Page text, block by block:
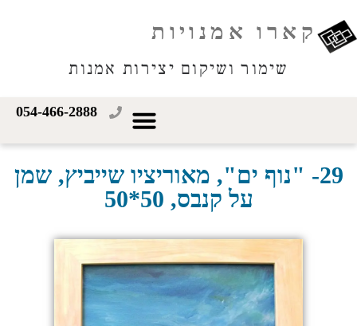
קארו אמנויות
שימור ושיקום יצירות אמנות
054-466-2888
29- "נוף ים", מאוריציו שייביץ, שמן
על קנבס, 50*50